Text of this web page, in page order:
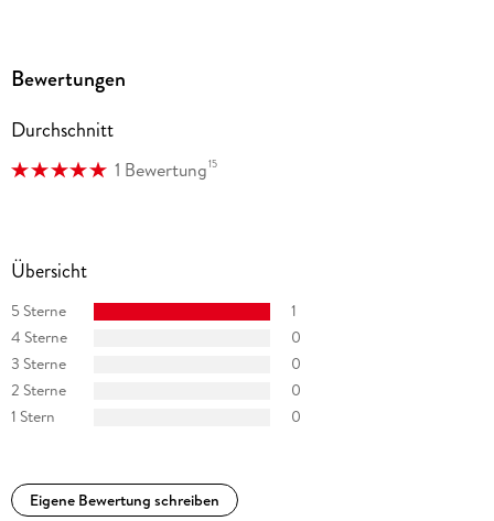
Bewertungen
Durchschnitt
1 Bewertung15
Übersicht
5 Sterne
1
4 Sterne
0
3 Sterne
0
2 Sterne
0
1 Stern
0
Eigene Bewertung schreiben